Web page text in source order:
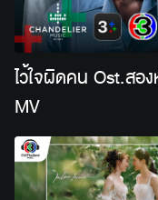
ไว้ใจผิดคน Ost.สอ
MV